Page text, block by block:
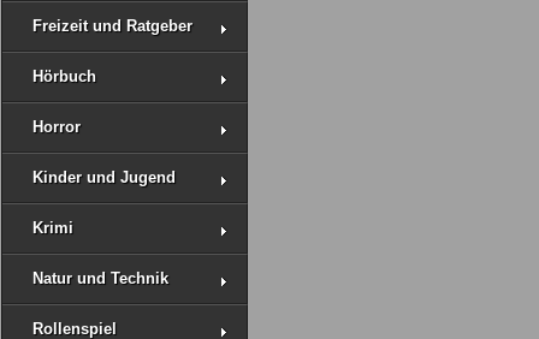
Freizeit und Ratgeber
Hörbuch
Horror
Kinder und Jugend
Krimi
Natur und Technik
Rollenspiel